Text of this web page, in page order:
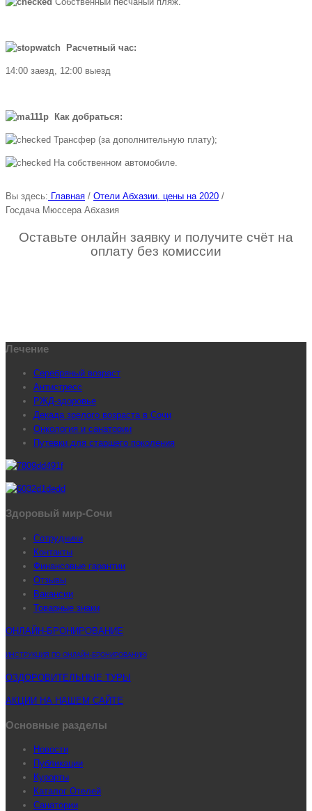
Расчетный час:
14:00 заезд, 12:00 выезд
Как добраться:
Трансфер (за дополнительную плату);
На собственном автомобиле.
Вы здесь: Главная / Отели Абхазии. цены на 2020 /
Госдача Мюссера Абхазия
Оставьте онлайн заявку и получите счёт на
оплату без комиссии
Лечение
Серебряный возраст
Антистресс
РЖД-здоровье
Декада зрелого возраста в Сочи
Онкология и санатории
Путевки для старшего поколения
Здоровый мир-Сочи
Сотрудники
Контакты
Финансовые гарантии
Отзывы
Вакансии
Товарные знаки
ОНЛАЙН-БРОНИРОВАНИЕ
ИНСТРУКЦИЯ ПО ОНЛАЙН-БРОНИРОВАНИЮ
ОЗДОРОВИТЕЛЬНЫЕ ТУРЫ
АКЦИИ НА НАШЕМ САЙТЕ
Основные разделы
Новости
Публикации
Курорты
Каталог Отелей
Санатории